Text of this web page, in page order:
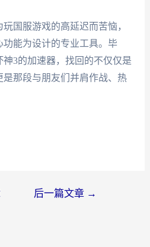
国服游戏的高延迟而苦恼，
能为设计的专业工具。毕
3的加速器，找回的不仅仅是
那段与朋友们并肩作战、热
后一篇文章 →